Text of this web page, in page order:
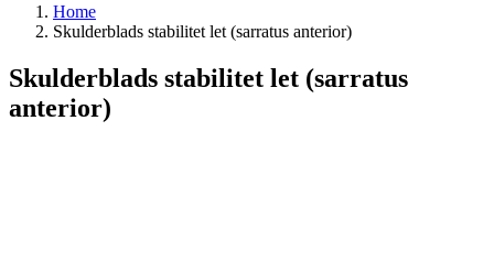
Home
Skulderblads stabilitet let (sarratus anterior)
Skulderblads stabilitet let (sarratus
anterior)